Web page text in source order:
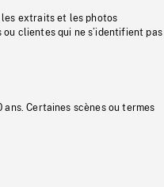
les extraits et les photos
clientes qui ne s’identifient pas
ans. Certaines scènes ou termes